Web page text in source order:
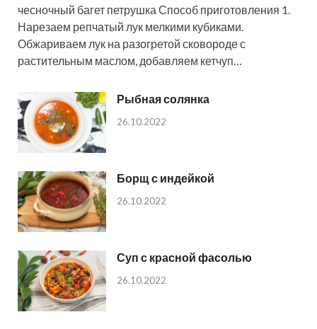
чесночный багет петрушка Способ приготовления 1.
Нарезаем репчатый лук мелкими кубиками.
Обжариваем лук на разогретой сковороде с
растительным маслом, добавляем кетчуп…
Рыбная солянка
26.10.2022
Борщ с индейкой
26.10.2022
Суп с красной фасолью
26.10.2022